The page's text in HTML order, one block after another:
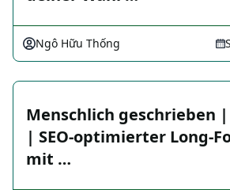
Ngô Hữu Thống
Menschlich geschrieben
| SEO-optimierter Long-
mit …